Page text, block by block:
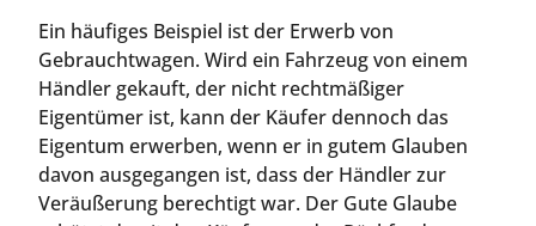
Ein häufiges Beispiel ist der Erwerb von
Gebrauchtwagen. Wird ein Fahrzeug von einem
Händler gekauft, der nicht rechtmäßiger
Eigentümer ist, kann der Käufer dennoch das
Eigentum erwerben, wenn er in gutem Glauben
davon ausgegangen ist, dass der Händler zur
Veräußerung berechtigt war. Der Gute Glaube